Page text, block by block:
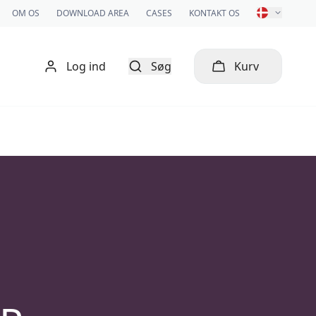
OM OS DOWNLOAD AREA CASES KONTAKT OS
Log ind Søg Kurv